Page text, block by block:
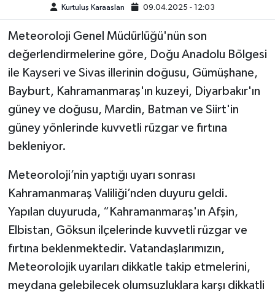
Kurtuluş Karaaslan 09.04.2025 - 12:03
Meteoroloji Genel Müdürlüğü'nün son
değerlendirmelerine göre, Doğu Anadolu Bölgesi
ile Kayseri ve Sivas illerinin doğusu, Gümüşhane,
Bayburt, Kahramanmaraş'ın kuzeyi, Diyarbakır'ın
güney ve doğusu, Mardin, Batman ve Siirt'in
güney yönlerinde kuvvetli rüzgar ve fırtına
bekleniyor.
Meteoroloji’nin yaptığı uyarı sonrası
Kahramanmaraş Valiliği’nden duyuru geldi.
Yapılan duyuruda, “Kahramanmaraş'ın Afşin,
Elbistan, Göksun ilçelerinde kuvvetli rüzgar ve
fırtına beklenmektedir. Vatandaşlarımızın,
Meteorolojik uyarıları dikkatle takip etmelerini,
meydana gelebilecek olumsuzluklara karşı dikkatli
DÜNYA
TREND
MEDYA
OTOMOTİV
TEKNOLOJİ
YAŞAM
KÜLTÜR SANAT